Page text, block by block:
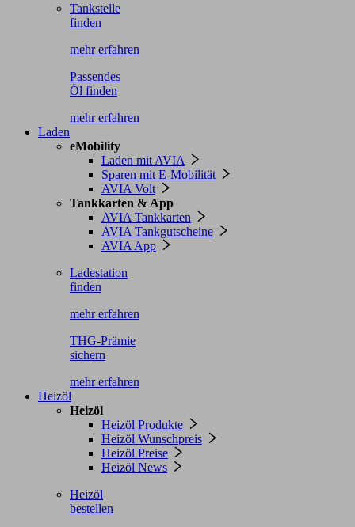
Tankstelle
finden
mehr erfahren
Passendes
Öl finden
mehr erfahren
Laden
eMobility
Laden mit AVIA
Sparen mit E-Mobilität
AVIA Volt
Tankkarten & App
AVIA Tankkarten
AVIA Tankgutscheine
AVIA App
Ladestation
finden
mehr erfahren
THG-Prämie
sichern
mehr erfahren
Heizöl
Heizöl
Heizöl Produkte
Heizöl Wunschpreis
Heizöl Preise
Heizöl News
Heizöl
bestellen